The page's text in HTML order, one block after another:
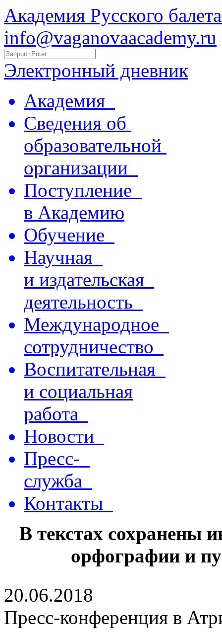
Академия Русского
info@vaganovaacademy.ru
Электронный дневник
Академия
Сведения об
образовательной
организации
Поступление
в Академию
Обучение
Научная
и издательская
деятельность
Международное
сотрудничество
Воспитательная
и социальная
работа
Новости
Пресс-
служба
Контакты
В текстах сохранены
орфографии и
20.06.2018
Пресс-конференция в